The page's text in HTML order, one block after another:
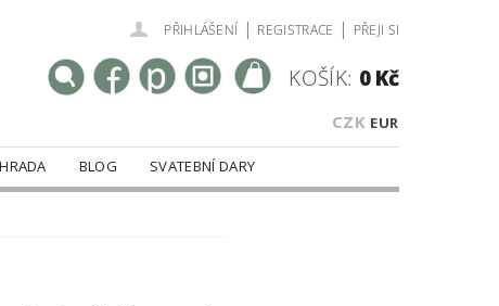
PŘIHLÁŠENÍ | REGISTRACE | PŘEJI SI
CZK EUR
KOŠÍK: 0 Kč
BLOG
SVATEBNÍ DARY